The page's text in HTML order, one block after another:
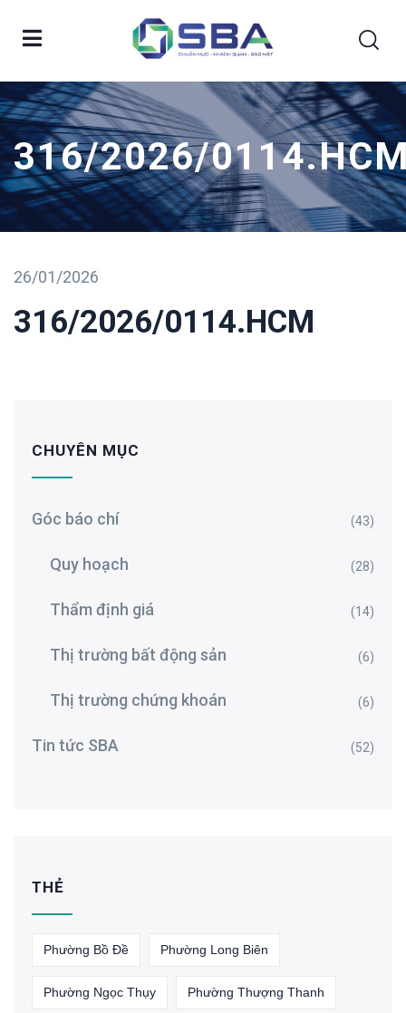
316/2026/
26/01/2026
316/2026/0114.HCM
CHUYÊN MỤC
Góc báo chí (43)
Quy hoạch (28)
Thẩm định giá (14)
Thị trường bất động sản (6)
Thị trường chứng khoán (6)
Tin tức SBA (52)
THẺ
Phường Bồ Đề Phường Long Biên
Phường Ngọc Thụy Phường Thượng Thanh